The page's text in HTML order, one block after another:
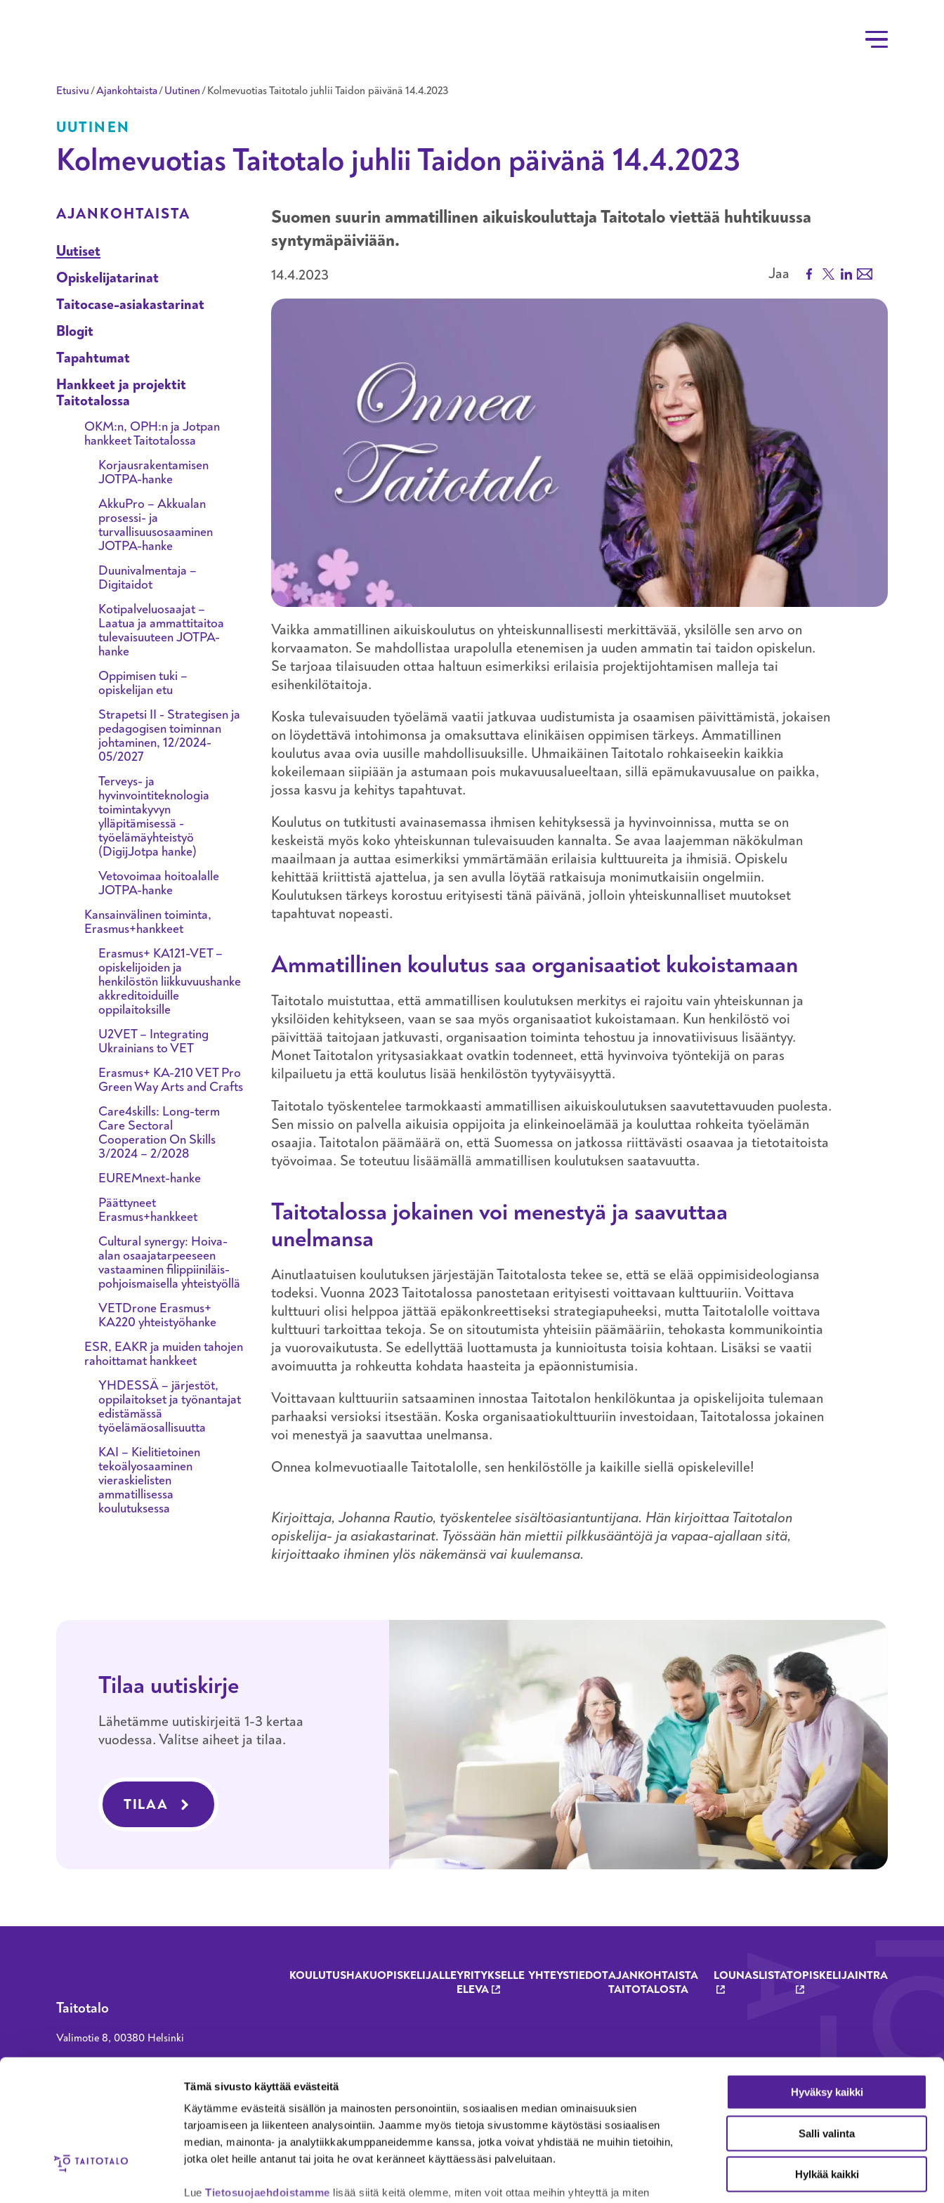
Tämä sivusto käyttää evästeitä
Käytämme evästeitä sisällön ja mainosten personointiin, sosiaalisen median ominaisuuksien
tarjoamiseen ja liikenteen analysointiin. Jaamme myös tietoja sivustomme käytöstäsi sosiaalisen
median, mainonta- ja analytiikkakumppaneidemme kanssa, jotka voivat yhdistää ne muihin tietoihin,
jotka olet heille antanut tai joita he ovat keränneet käyttäessäsi palveluitaan.
LueTietosuojaehdoistamme lisää siitä keitä olemme, miten voit ottaa meihin yhteyttä ja miten
Hyväksy kaikki
Salli valinta
Hylkää kaikki
Etusivu/Ajankohtaista/Uutinen/Kolmevuotias Taitotalo juhlii Taidon päivänä 14.4.2023
Kolmevuotias Taitotalo juhlii Taidon päivänä 14.4.2023
UUTINEN
Suomen suurin ammatillinen aikuiskouluttaja Taitotalo viettää huhtikuussa
syntymäpäiviään.
14.4.2023 Jaa Facebook
X LinkedIn
Email
Vaikka ammatillinen aikuiskoulutus on yhteiskunnallisesti merkittävää, yksilölle sen arvo on
korvaamaton. Se mahdollistaa urapolulla etenemisen ja uuden ammatin tai taidon opiskelun.
Se tarjoaa tilaisuuden ottaa haltuun esimerkiksi erilaisia projektijohtamisen malleja tai
esihenkilötaitoja.
Koska tulevaisuuden työelämä vaatii jatkuvaa uudistumista ja osaamisen päivittämistä, jokaisen
on löydettävä intohimonsa ja omaksuttava elinikäisen oppimisen tärkeys. Ammatillinen
koulutus avaa ovia uusille mahdollisuuksille. Uhmaikäinen Taitotalo rohkaiseekin kaikkia
kokeilemaan siipiään ja astumaan pois mukavuusalueeltaan, sillä epämukavuusalue on paikka,
jossa kasvu ja kehitys tapahtuvat.
Koulutus on tutkitusti avainasemassa ihmisen kehityksessä ja hyvinvoinnissa, mutta se on
keskeistä myös koko yhteiskunnan tulevaisuuden kannalta. Se avaa laajemman näkökulman
maailmaan ja auttaa esimerkiksi ymmärtämään erilaisia kulttuureita ja ihmisiä. Opiskelu
kehittää kriittistä ajattelua, ja sen avulla löytää ratkaisuja monimutkaisiin ongelmiin.
Koulutuksen tärkeys korostuu erityisesti tänä päivänä, jolloin yhteiskunnalliset muutokset
tapahtuvat nopeasti.
Ammatillinen koulutus saa organisaatiot kukoistamaan
Taitotalo muistuttaa, että ammatillisen koulutuksen merkitys ei rajoitu vain yhteiskunnan ja
yksilöiden kehitykseen, vaan se saa myös organisaatiot kukoistamaan. Kun henkilöstö voi
päivittää taitojaan jatkuvasti, organisaation toiminta tehostuu ja innovatiivisuus lisääntyy.
Monet Taitotalon yritysasiakkaat ovatkin todenneet, että hyvinvoiva työntekijä on paras
kilpailuetu ja että koulutus lisää henkilöstön tyytyväisyyttä.
Taitotalo työskentelee tarmokkaasti ammatillisen aikuiskoulutuksen saavutettavuuden puolesta.
Sen missio on palvella aikuisia oppijoita ja elinkeinoelämää ja kouluttaa rohkeita työelämän
osaajia. Taitotalon päämäärä on, että Suomessa on jatkossa riittävästi osaavaa ja tietotaitoista
työvoimaa. Se toteutuu lisäämällä ammatillisen koulutuksen saatavuutta.
Taitotalossa jokainen voi menestyä ja saavuttaa
unelmansa
Ainutlaatuisen koulutuksen järjestäjän Taitotalosta tekee se, että se elää oppimisideologiansa
todeksi. Vuonna 2023 Taitotalossa panostetaan erityisesti voittavaan kulttuuriin. Voittava
kulttuuri olisi helppoa jättää epäkonkreettiseksi strategiapuheeksi, mutta Taitotalolle voittava
kulttuuri tarkoittaa tekoja. Se on sitoutumista yhteisiin päämääriin, tehokasta kommunikointia
ja vuorovaikutusta. Se edellyttää luottamusta ja kunnioitusta toisia kohtaan. Lisäksi se vaatii
avoimuutta ja rohkeutta kohdata haasteita ja epäonnistumisia.
Voittavaan kulttuuriin satsaaminen innostaa Taitotalon henkilökuntaa ja opiskelijoita tulemaan
parhaaksi versioksi itsestään. Koska organisaatiokulttuuriin investoidaan, Taitotalossa jokainen
voi menestyä ja saavuttaa unelmansa.
Onnea kolmevuotiaalle Taitotalolle, sen henkilöstölle ja kaikille siellä opiskeleville!
Kirjoittaja, Johanna Rautio, työskentelee sisältöasiantuntijana. Hän kirjoittaa Taitotalon
opiskelija- ja asiakastarinat. Työssään hän miettii pilkkusääntöjä ja vapaa-ajallaan sitä,
kirjoittaako ihminen ylös näkemänsä vai kuulemansa.
ALAVALIKKO OSIOLLE
AJANKOHTAISTA
Uutiset
Opiskelijatarinat
Taitocase-asiakastarinat
Blogit
Tapahtumat
Hankkeet ja projektit
Taitotalossa
OKM:n, OPH:n ja Jotpan
hankkeet Taitotalossa
Korjausrakentamisen
JOTPA-hanke
AkkuPro – Akkualan
prosessi- ja
turvallisuusosaaminen
JOTPA-hanke
Duunivalmentaja –
Digitaidot
Kotipalveluosaajat –
Laatua ja ammattitaitoa
tulevaisuuteen JOTPA-
hanke
Oppimisen tuki –
opiskelijan etu
Strapetsi II - Strategisen ja
pedagogisen toiminnan
johtaminen, 12/2024-
05/2027
Terveys- ja
hyvinvointiteknologia
toimintakyvyn
ylläpitämisessä -
työelämäyhteistyö
(DigijJotpa hanke)
Vetovoimaa hoitoalalle
JOTPA-hanke
Kansainvälinen toiminta,
Erasmus+hankkeet
Erasmus+ KA121-VET –
opiskelijoiden ja
henkilöstön liikkuvuushanke
akkreditoiduille
oppilaitoksille
U2VET – Integrating
Ukrainians to VET
Erasmus+ KA-210 VET Pro
Green Way Arts and Crafts
Care4skills: Long-term
Care Sectoral
Cooperation On Skills
3/2024 – 2/2028
EUREMnext-hanke
Päättyneet
Erasmus+hankkeet
Cultural synergy: Hoiva-
alan osaajatarpeeseen
vastaaminen filippiiniläis-
pohjoismaisella yhteistyöllä
VETDrone Erasmus+
KA220 yhteistyöhanke
ESR, EAKR ja muiden tahojen
rahoittamat hankkeet
YHDESSÄ – järjestöt,
oppilaitokset ja työnantajat
edistämässä
työelämäosallisuutta
KAI – Kielitietoinen
tekoälyosaaminen
vieraskielisten
ammatillisessa
koulutuksessa
Tilaa uutiskirje
Lähetämme uutiskirjeitä 1-3 kertaa
vuodessa. Valitse aiheet ja tilaa.
TILAA
Taitotalo
Valimotie 8, 00380 Helsinki
ma, ke, to klo 8–15, ti ja pe klo 8–14
AEL-Amiedu Oy
Footer menu - 2023 renewal
KOULUTUSHAKUOPISKELIJALLEYRITYKSELLE
ELEVA
YHTEYSTIEDOTAJANKOHTAISTA
TAITOTALOSTA
LOUNASLISTATOPISKELIJAINTRA